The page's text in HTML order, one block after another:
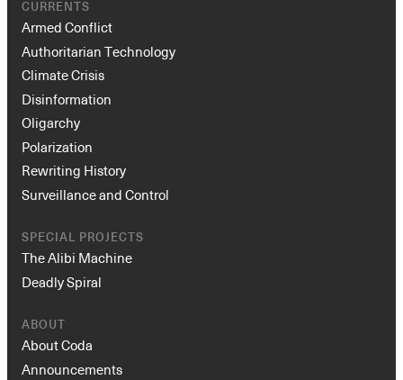
CURRENTS
Armed Conflict
Authoritarian Technology
Climate Crisis
Disinformation
Oligarchy
Polarization
Rewriting History
Surveillance and Control
SPECIAL PROJECTS
The Alibi Machine
Deadly Spiral
ABOUT
About Coda
Announcements